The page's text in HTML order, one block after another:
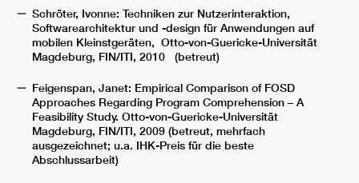
Schröter, Ivonne: Techniken zur Nutzerinteraktion,
Softwarearchitektur und -design für Anwendungen auf
mobilen Kleinstgeräten, Otto-von-Guericke-Universität
Magdeburg, FIN/ITI, 2010 (betreut)
Feigenspan, Janet: Empirical Comparison of FOSD
Approaches Regarding Program Comprehension – A
Feasibility Study. Otto-von-Guericke-Universität
Magdeburg, FIN/ITI, 2009 (betreut, mehrfach
ausgezeichnet; u.a. IHK-Preis für die beste
Abschlussarbeit)